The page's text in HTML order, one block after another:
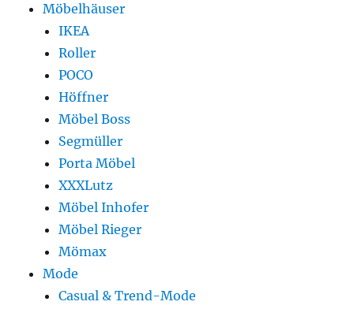
Möbelhäuser
IKEA
Roller
POCO
Höffner
Möbel Boss
Segmüller
Porta Möbel
XXXLutz
Möbel Inhofer
Möbel Rieger
Mömax
Mode
Casual & Trend-Mode